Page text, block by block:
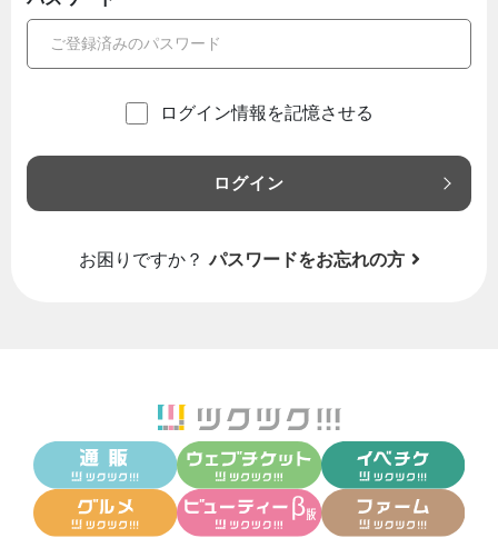
ログイン情報を記憶させる
ログイン
お困りですか？ パスワードをお忘れの方